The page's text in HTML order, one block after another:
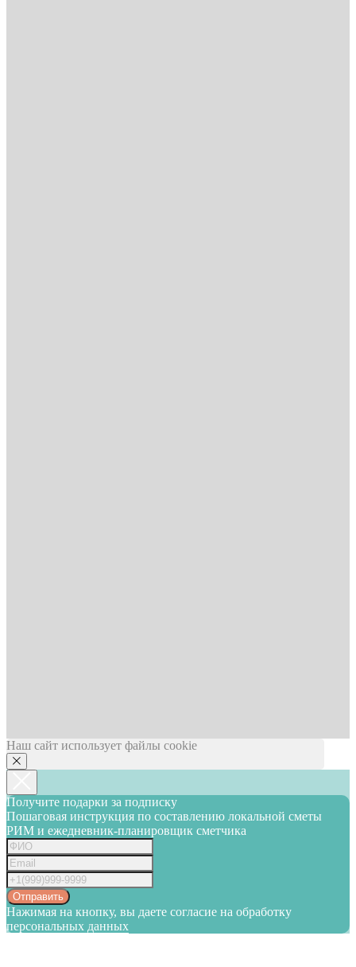
Наш сайт использует файлы cookie
Получите подарки за подписку
Пошаговая инструкция по составлению локальной сметы
РИМ и ежедневник-планировщик сметчика
Отправить
Нажимая на кнопку, вы даете согласие на обработку
персональных данных